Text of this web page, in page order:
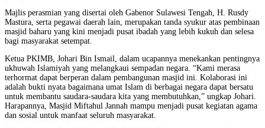
Majlis perasmian yang disertai oleh Gabenor Sulawesi Tengah, H. Rusdy
Mastura, serta pegawai daerah lain, merupakan tanda syukur atas pembinaan
masjid baharu yang kini menjadi pusat ibadah yang lebih kukuh dan selesa
bagi masyarakat setempat.
Ketua PKIMB, Johari Bin Ismail, dalam ucapannya menekankan pentingnya
ukhuwah Islamiyah yang melangkaui sempadan negara. “Kami merasa
terhormat dapat berperan dalam pembangunan masjid ini. Kolaborasi ini
adalah bukti nyata bagaimana umat Islam di berbagai negara dapat bersatu
untuk membantu saudara-saudara kita yang membutuhkan,” ungkap Johari.
Harapannya, Masjid Miftahul Jannah mampu menjadi pusat kegiatan agama
dan sosial untuk manfaat seluruh masyarakat.